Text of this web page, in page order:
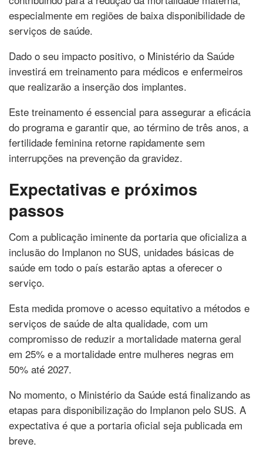
especialmente em regiões de baixa disponibilidade de
serviços de saúde.
Dado o seu impacto positivo, o Ministério da Saúde
investirá em treinamento para médicos e enfermeiros
que realizarão a inserção dos implantes.
Este treinamento é essencial para assegurar a eficácia
do programa e garantir que, ao término de três anos, a
fertilidade feminina retorne rapidamente sem
interrupções na prevenção da gravidez.
Expectativas e próximos
passos
Com a publicação iminente da portaria que oficializa a
inclusão do Implanon no SUS, unidades básicas de
saúde em todo o país estarão aptas a oferecer o
serviço.
Esta medida promove o acesso equitativo a métodos e
serviços de saúde de alta qualidade, com um
compromisso de reduzir a mortalidade materna geral
em 25% e a mortalidade entre mulheres negras em
50% até 2027.
No momento, o Ministério da Saúde está finalizando as
etapas para disponibilização do Implanon pelo SUS. A
expectativa é que a portaria oficial seja publicada em
breve.